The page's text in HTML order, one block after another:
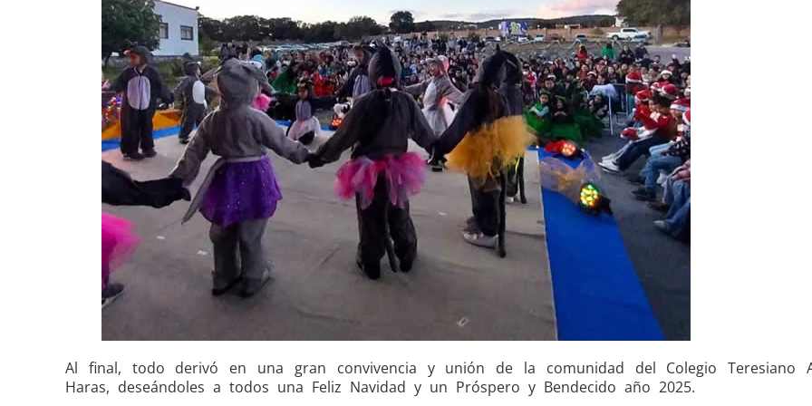
Al final, todo derivó en una gran convivencia y unión de la comunidad del Colegio Teresiano
Haras, deseándoles a todos una Feliz Navidad y un Próspero y Bendecido año 2025.